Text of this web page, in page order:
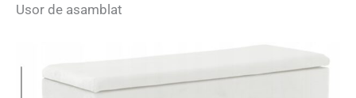
Usor de asamblat